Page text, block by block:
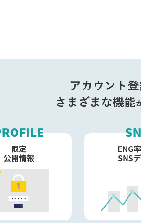
アカウント登
さまざまな機能